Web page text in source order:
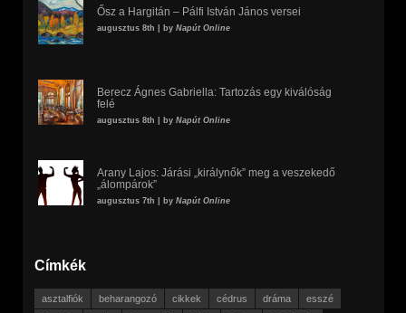
Ősz a Hargitán – Pálfi István János versei
augusztus 8th | by Napút Online
Berecz Ágnes Gabriella: Tartozás egy kiválóság
felé
augusztus 8th | by Napút Online
Arany Lajos: Járási „királynők” meg a veszekedő
„álompárok”
augusztus 7th | by Napút Online
Címkék
asztalfiók beharangozó cikkek cédrus dráma
esszé